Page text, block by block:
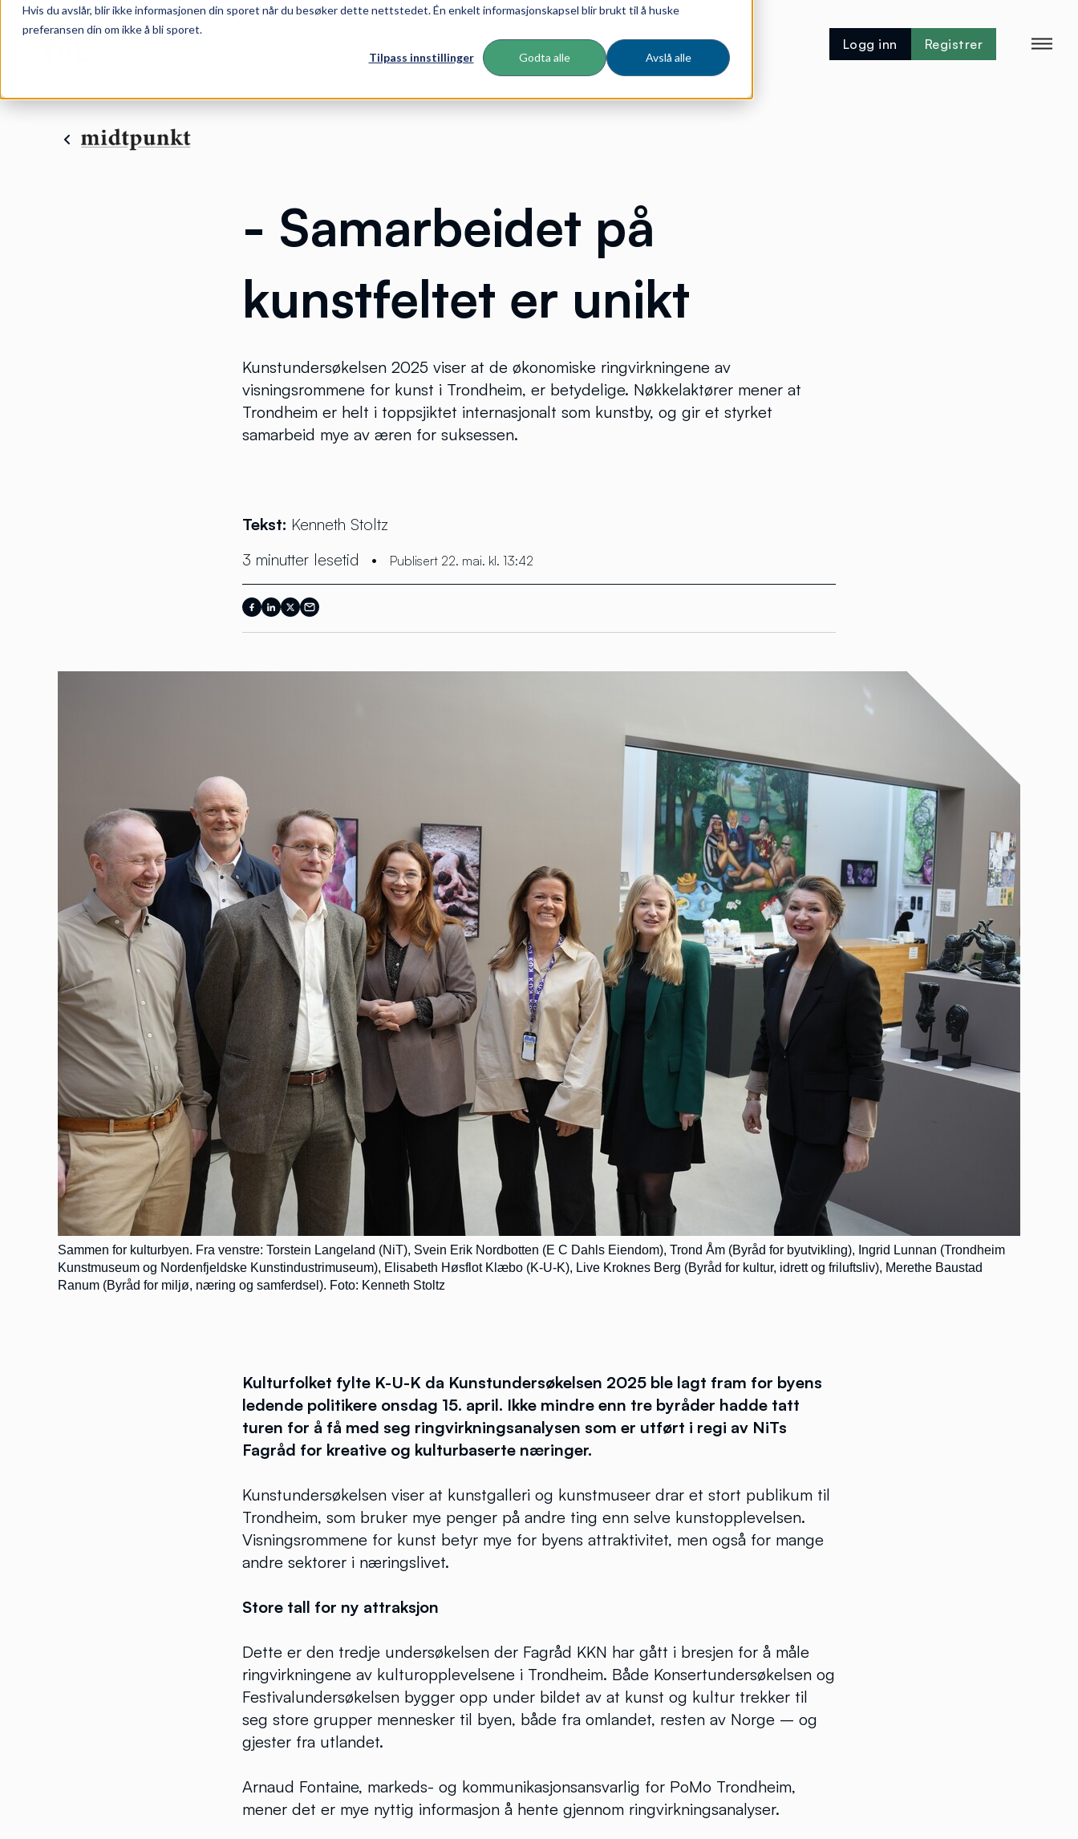
Hvis du avslår, blir ikke informasjonen din sporet når du besøker dette nettstedet. Én enkelt informasjonskapsel blir brukt til å huske
preferansen din om ikke å bli sporet.
Tilpass innstillinger Godta alle Avslå alle
Logg inn Registrer
- Samarbeidet på
kunstfeltet er unikt
Kunstundersøkelsen 2025 viser at de økonomiske ringvirkningene av
visningsrommene for kunst i Trondheim, er betydelige. Nøkkelaktører mener at
Trondheim er helt i toppsjiktet internasjonalt som kunstby, og gir et styrket
samarbeid mye av æren for suksessen.
Tekst: Kenneth Stoltz
3 minutter lesetid
• Publisert 22. mai. kl. 13:42
Sammen for kulturbyen. Fra venstre: Torstein Langeland (NiT), Svein Erik Nordbotten (E C Dahls Eiendom), Trond Åm (Byråd for byutvikling), Ingrid Lunnan (Trondheim
Kunstmuseum og Nordenfjeldske Kunstindustrimuseum), Elisabeth Høsflot Klæbo (K-U-K), Live Kroknes Berg (Byråd for kultur, idrett og friluftsliv), Merethe Baustad
Ranum (Byråd for miljø, næring og samferdsel). Foto: Kenneth Stoltz
Kulturfolket fylte K-U-K da Kunstundersøkelsen 2025 ble lagt fram for byens
ledende politikere onsdag 15. april. Ikke mindre enn tre byråder hadde tatt
turen for å få med seg ringvirkningsanalysen som er utført i regi av NiTs
Fagråd for kreative og kulturbaserte næringer.
Kunstundersøkelsen viser at kunstgalleri og kunstmuseer drar et stort publikum til
Trondheim, som bruker mye penger på andre ting enn selve kunstopplevelsen.
Visningsrommene for kunst betyr mye for byens attraktivitet, men også for mange
andre sektorer i næringslivet.
Store tall for ny attraksjon
Dette er den tredje undersøkelsen der Fagråd KKN har gått i bresjen for å måle
ringvirkningene av kulturopplevelsene i Trondheim. Både Konsertundersøkelsen og
Festivalundersøkelsen bygger opp under bildet av at kunst og kultur trekker til
seg store grupper mennesker til byen, både fra omlandet, resten av Norge – og
gjester fra utlandet.
Arnaud Fontaine, markeds- og kommunikasjonsansvarlig for PoMo Trondheim,
mener det er mye nyttig informasjon å hente gjennom ringvirkningsanalyser.